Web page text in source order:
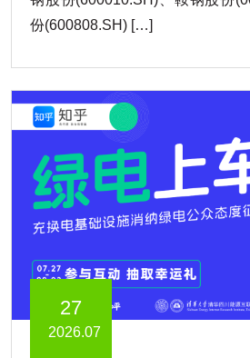
份(600808.SH) […]
27
2026.07